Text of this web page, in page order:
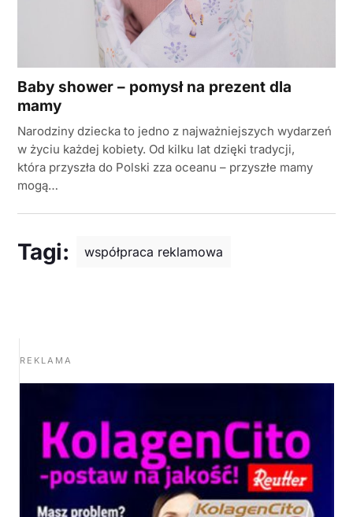
Baby shower – pomysł na prezent dla
mamy
Narodziny dziecka to jedno z najważniejszych wydarzeń
w życiu każdej kobiety. Od kilku lat dzięki tradycji,
która przyszła do Polski zza oceanu – przyszłe mamy
mogą…
Tagi: współpraca reklamowa
REKLAMA